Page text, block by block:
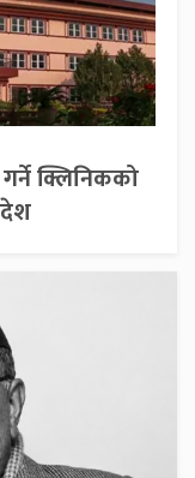
क्लिनिकको